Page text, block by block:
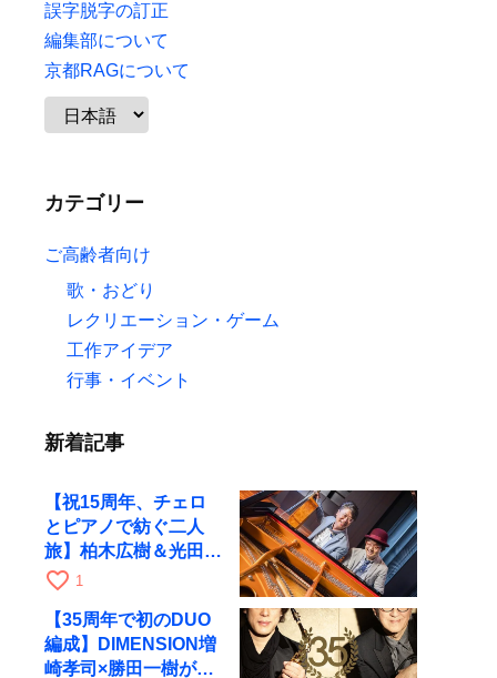
誤字脱字の訂正
編集部について
京都RAGについて
カテゴリー
ご高齢者向け
歌・おどり
レクリエーション・ゲーム
工作アイデア
行事・イベント
新着記事
【祝15周年、チェロ
とピアノで紡ぐ二人
旅】柏木広樹＆光田健
一が11月12日に京都
favorite_border 1
【35周年で初のDUO
編成】DIMENSION増
崎孝司×勝田一樹が10